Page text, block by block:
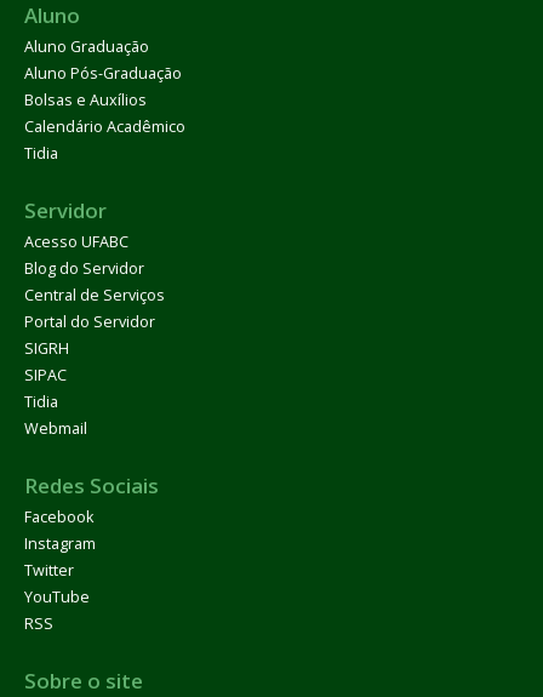
Aluno
Aluno Graduação
Aluno Pós-Graduação
Bolsas e Auxílios
Calendário Acadêmico
Tidia
Servidor
Acesso UFABC
Blog do Servidor
Central de Serviços
Portal do Servidor
SIGRH
SIPAC
Tidia
Webmail
Redes Sociais
Facebook
Instagram
Twitter
YouTube
RSS
Sobre o site